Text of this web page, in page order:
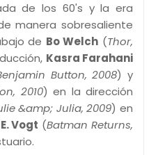
de los 60's y la era
manera sobresaliente
de Bo Welch (Thor,
Kasra Farahani
Button, 2008) y
2010) en la dirección
&amp; Julia, 2009) en
Vogt (Batman Returns,